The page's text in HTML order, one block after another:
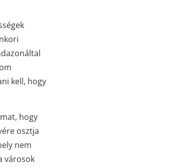
kell, hogy
hogy
osztja
nem
városok